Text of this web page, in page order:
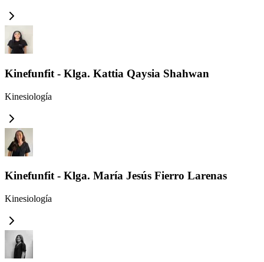
Kinefunfit - Klga. Kattia Qaysia Shahwan
Kinesiología
Kinefunfit - Klga. María Jesús Fierro Larenas
Kinesiología